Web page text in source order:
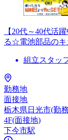
【20代～40代活
る☆電池部品のキ
組立スタッ
勤務地
面接地
栃木県日光市(勤
4F(面接地)
下今市駅